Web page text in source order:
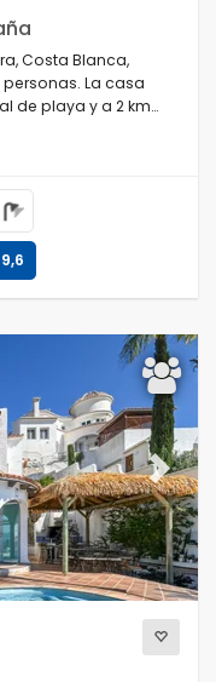
Costa Blanca,
La casa
de playa y a 2 km
9,6
Next